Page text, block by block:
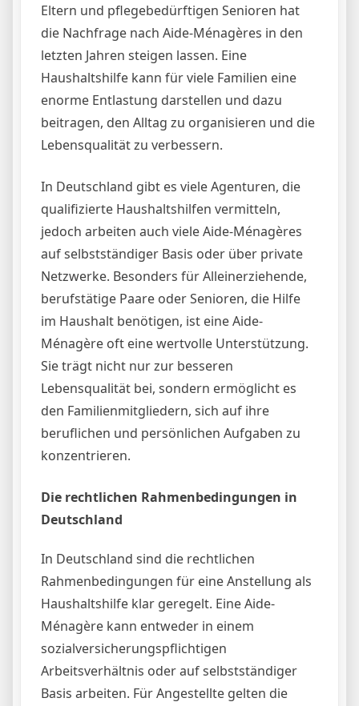
Eltern und pflegebedürftigen Senioren hat
die Nachfrage nach Aide-Ménagères in den
letzten Jahren steigen lassen. Eine
Haushaltshilfe kann für viele Familien eine
enorme Entlastung darstellen und dazu
beitragen, den Alltag zu organisieren und die
Lebensqualität zu verbessern.
In Deutschland gibt es viele Agenturen, die
qualifizierte Haushaltshilfen vermitteln,
jedoch arbeiten auch viele Aide-Ménagères
auf selbstständiger Basis oder über private
Netzwerke. Besonders für Alleinerziehende,
berufstätige Paare oder Senioren, die Hilfe
im Haushalt benötigen, ist eine Aide-
Ménagère oft eine wertvolle Unterstützung.
Sie trägt nicht nur zur besseren
Lebensqualität bei, sondern ermöglicht es
den Familienmitgliedern, sich auf ihre
beruflichen und persönlichen Aufgaben zu
konzentrieren.
Die rechtlichen Rahmenbedingungen in
Deutschland
In Deutschland sind die rechtlichen
Rahmenbedingungen für eine Anstellung als
Haushaltshilfe klar geregelt. Eine Aide-
Ménagère kann entweder in einem
sozialversicherungspflichtigen
Arbeitsverhältnis oder auf selbstständiger
Basis arbeiten. Für Angestellte gelten die